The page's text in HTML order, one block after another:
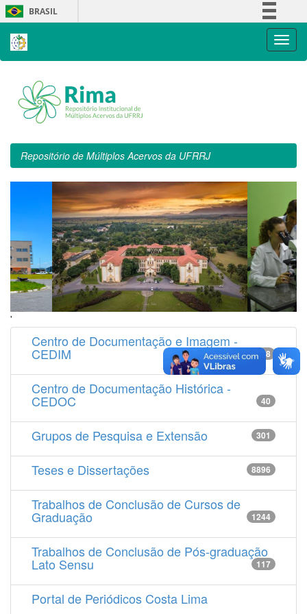
Skip
navigation
BRASIL
Repositório de Múltiplos Acervos da UFRRJ
'
Centro de Documentação e Imagem -
CEDIM 14538
Centro de Documentação Histórica -
CEDOC 40
Grupos de Pesquisa e Extensão 301
Teses e Dissertações 8896
Trabalhos de Conclusão de Cursos de
Graduação 1244
Trabalhos de Conclusão de Pós-graduação
Lato Sensu 117
Portal de Periódicos Costa Lima